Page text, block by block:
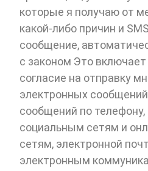
которые я получаю от
какой-либо причин и
сообщение,
с законом Это
согласие на отправку
электронных сообщений
сообщений по телефону,
социальным сетям и
сетям, электронной
электронным